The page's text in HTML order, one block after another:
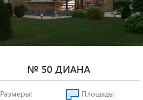
№ 50 ДИАНА
Размеры:
Площадь: